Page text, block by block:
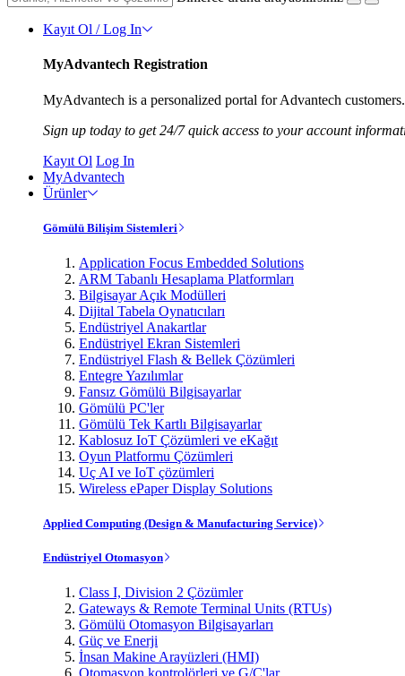
Kayıt Ol / Log In
MyAdvantech Registration
MyAdvantech is a personalized portal for Advantech
Sign up today to get 24/7 quick access to your account
Kayıt Ol Log In
MyAdvantech
Ürünler
Gömülü Bilişim Sistemleri
Application Focus Embedded Solutions
ARM Tabanlı Hesaplama Platformları
Bilgisayar Açık Modülleri
Dijital Tabela Oynatıcıları
Endüstriyel Anakartlar
Endüstriyel Ekran Sistemleri
Endüstriyel Flash & Bellek Çözümleri
Entegre Yazılımlar
Fansız Gömülü Bilgisayarlar
Gömülü PC'ler
Gömülü Tek Kartlı Bilgisayarlar
Kablosuz IoT Çözümleri ve eKağıt
Oyun Platformu Çözümleri
Uç AI ve IoT çözümleri
Wireless ePaper Display Solutions
Applied Computing (Design & Manufacturing Service)
Endüstriyel Otomasyon
Class I, Division 2 Çözümler
Gateways & Remote Terminal Units (RTUs)
Gömülü Otomasyon Bilgisayarları
Güç ve Enerji
İnsan Makine Arayüzleri (HMI)